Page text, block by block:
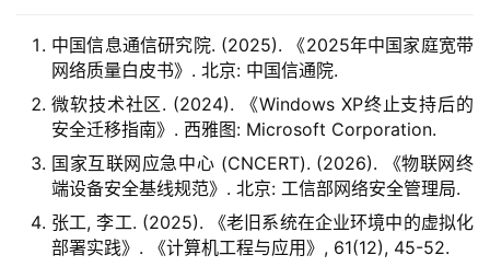
中国信息通信研究院. (2025). 《2025年中国家庭宽带
网络质量白皮书》. 北京: 中国信通院.
微软技术社区. (2024). 《Windows XP终止支持后的
安全迁移指南》. 西雅图: Microsoft Corporation.
国家互联网应急中心 (CNCERT). (2026). 《物联网终
端设备安全基线规范》. 北京: 工信部网络安全管理局.
张工, 李工. (2025). 《老旧系统在企业环境中的虚拟化
部署实践》. 《计算机工程与应用》, 61(12), 45-52.